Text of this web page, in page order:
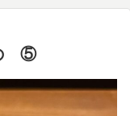
の ⑤